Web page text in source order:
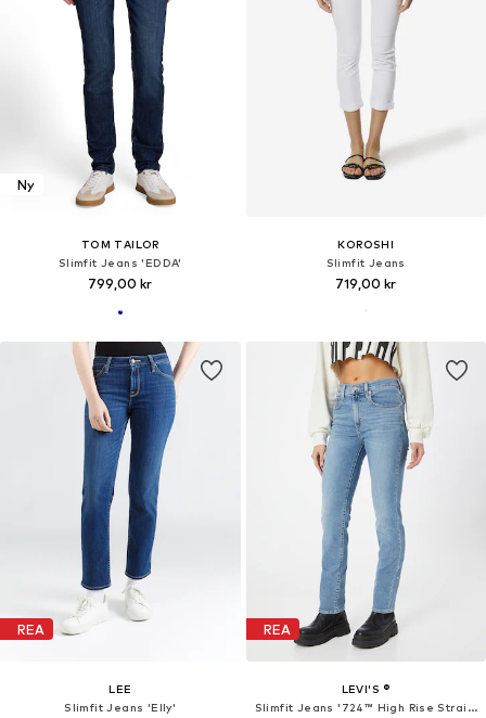
Ny
TOM TAILOR
Slimfit Jeans 'EDDA'
799,00 kr
KOROSHI
Slimfit Jeans
719,00 kr
REA
LEE
Slimfit Jeans 'Elly'
REA
LEVI'S ®
Slimfit Jeans '724™ High Rise Straight'